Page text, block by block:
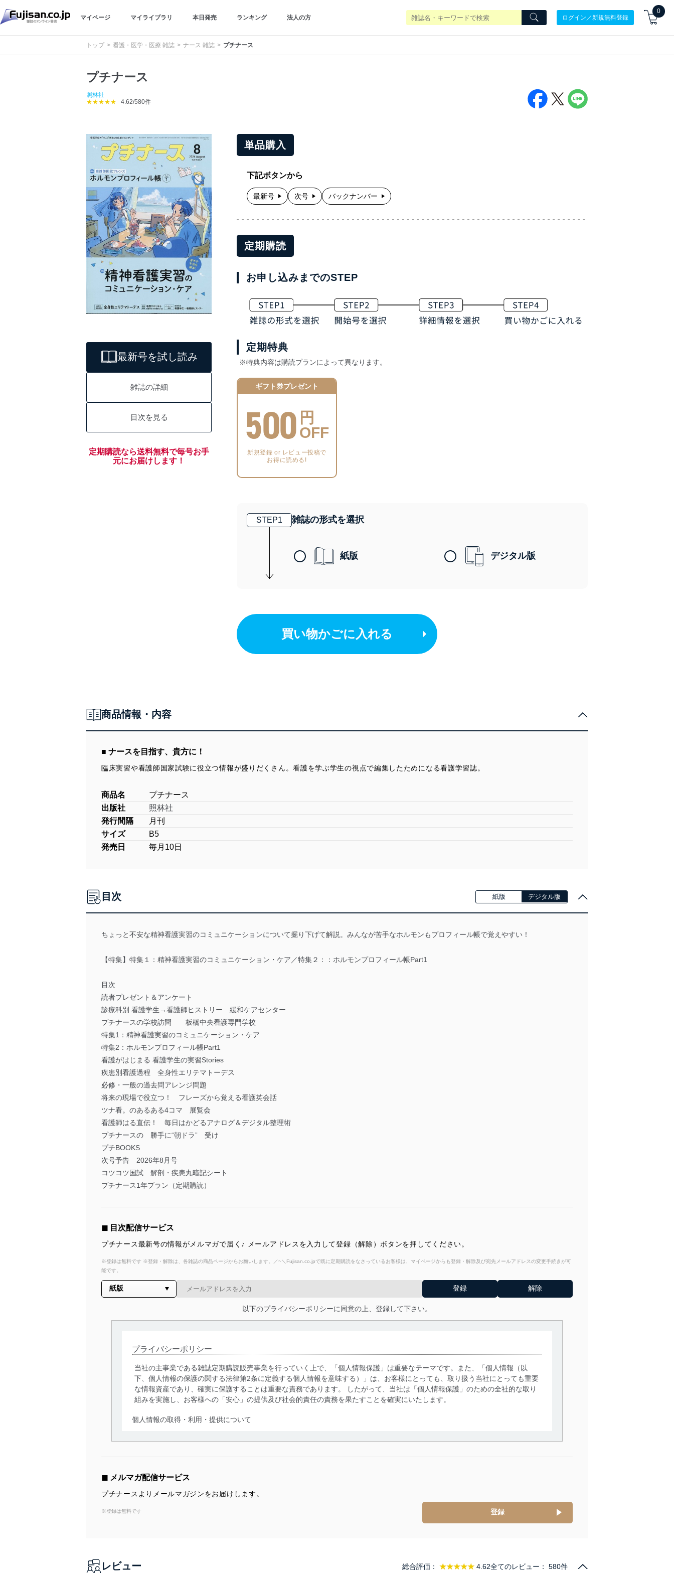
マイページ マイライブラリ 本日発売 ランキング 法人の方 ログイン／新規無料登録
0
トップ 看護・医学・医療 雑誌 ナース 雑誌 プチナース
プチナース
照林社
★★★★★
4.62/580件
最新号を試し読み
雑誌の詳細
目次を見る
定期購読なら送料無料で毎号お手
元にお届けします！
単品購入
下記ボタンから
最新号 次号 バックナンバー
定期購読
お申し込みまでのSTEP
定期特典
※特典内容は購読プランによって異なります。
ギフト券プレゼント
500 円
OFF
新規登録 or レビュー投稿で
お得に読める!
STEP1 雑誌の形式を選択
紙版 デジタル版
買い物かごに入れる
商品情報・内容
■ ナースを目指す、貴方に！
臨床実習や看護師国家試験に役立つ情報が盛りだくさん。看護を学ぶ学生の視点で編集したためになる看護学習誌。
商品名
プチナース
出版社
照林社
発行間隔
月刊
サイズ
B5
発売日
毎月10日
目次 紙版 デジタル版
ちょっと不安な精神看護実習のコミュニケーションについて掘り下げて解説。みんなが苦手なホルモンもプロフィール帳で覚えやすい！
【特集】特集１：精神看護実習のコミュニケーション・ケア／特集２：：ホルモンプロフィール帳Part1
目次
読者プレゼント＆アンケート
診療科別 看護学生→看護師ヒストリー 緩和ケアセンター
プチナースの学校訪問 板橋中央看護専門学校
特集1：精神看護実習のコミュニケーション・ケア
特集2：ホルモンプロフィール帳Part1
看護がはじまる 看護学生の実習Stories
疾患別看護過程 全身性エリテマトーデス
必修・一般の過去問アレンジ問題
将来の現場で役立つ！ フレーズから覚える看護英会話
ツナ看。のあるある4コマ 展覧会
看護師はる直伝！ 毎日はかどるアナログ＆デジタル整理術
プチナースの 勝手に“朝ドラ” 受け
プチBOOKS
次号予告 2026年8月号
コツコツ国試 解剖・疾患丸暗記シート
プチナース1年プラン（定期購読）
◼︎ 目次配信サービス
プチナース最新号の情報がメルマガで届く♪ メールアドレスを入力して登録（解除）ボタンを押してください。
※登録は無料です ※登録・解除は、各雑誌の商品ページからお願いします。／~＼Fujisan.co.jpで既に定期購読をなさっているお客様は、マイページからも登録・解除及び宛先メールアドレスの変更手続きが可
能です。
以下のプライバシーポリシーに同意の上、登録して下さい。
プライバシーポリシー
当社の主事業である雑誌定期購読販売事業を行っていく上で、「個人情報保護」は重要なテーマです。また、「個人情報（以
下、個人情報の保護の関する法律第2条に定義する個人情報を意味する）」は、お客様にとっても、取り扱う当社にとっても重要
な情報資産であり、確実に保護することは重要な責務であります。 したがって、当社は「個人情報保護」のための全社的な取り
組みを実施し、お客様への「安心」の提供及び社会的責任の責務を果たすことを確実にいたします。
個人情報の取得・利用・提供について
当社は、個人情報の取得・利用・提供に際して、その利用目的を明確にし、本人の同意を得たうえで利用目的の達成に必要な範
法令遵守
当社は、個人情報に関連する法令、国が定める指針及びその他の規範を遵守します。また、当社の管理の仕組みに、これらの法
◼︎ メルマガ配信サービス
プチナースよりメールマガジンをお届けします。
※登録は無料です 登録
レビュー 総合評価： ★★★★★ 4.62全てのレビュー： 580件